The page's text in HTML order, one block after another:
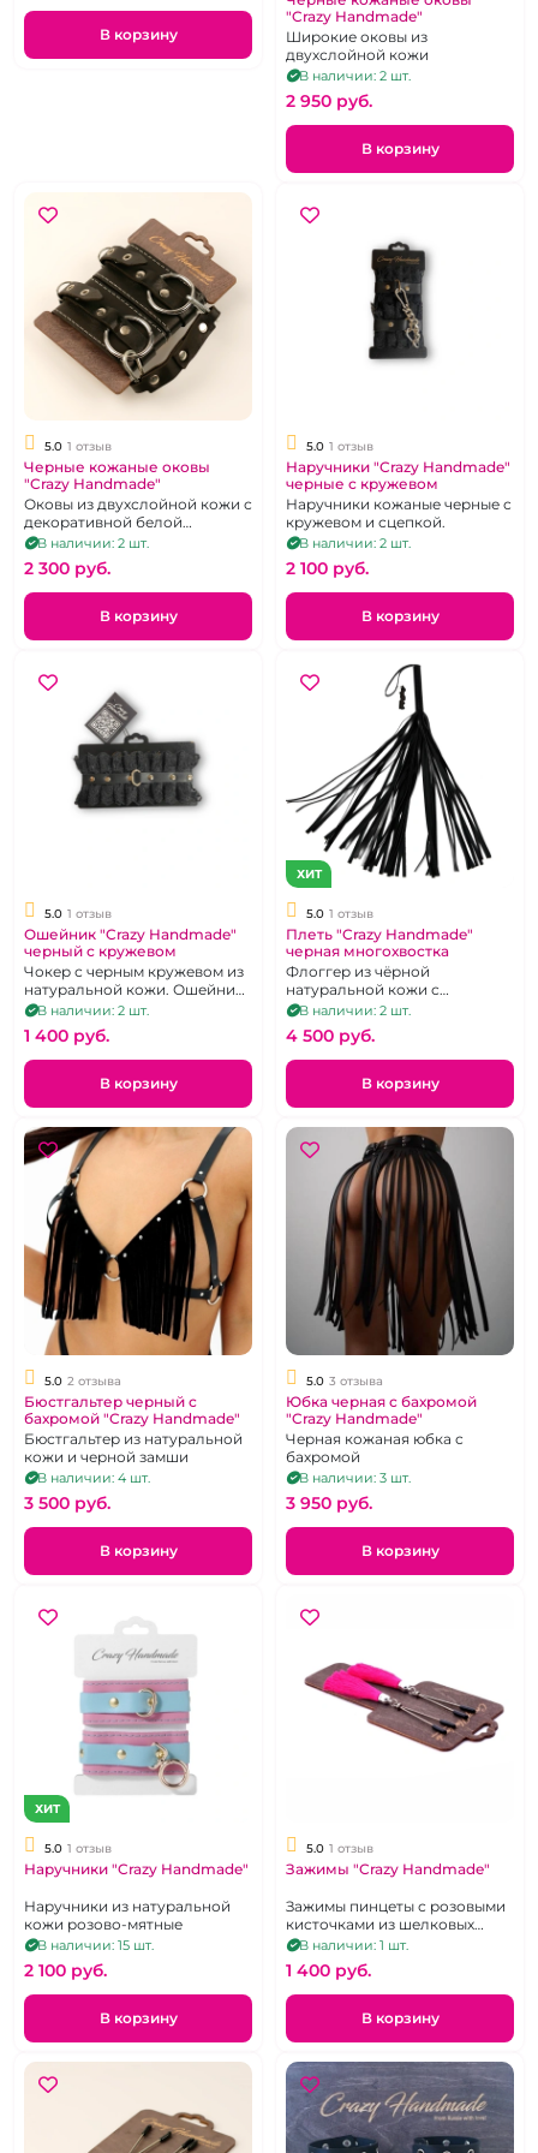
В корзину
"Crazy Handmade"
Широкие оковы из
двухслойной кожи
В наличии: 2 шт.
2 950 pуб.
В корзину
5.0 1 отзыв
Черные кожаные оковы
"Crazy Handmade"
Оковы из двухслойной кожи с
декоративной белой
строчкой.
В наличии: 2 шт.
2 300 pуб.
В корзину
5.0 1 отзыв
Наручники "Crazy Handmade"
черные с кружевом
Наручники кожаные черные с
кружевом и сцепкой.
В наличии: 2 шт.
2 100 pуб.
В корзину
5.0 1 отзыв
Ошейник "Crazy Handmade"
черный с кружевом
Чокер с черным кружевом из
натуральной кожи. Ошейник
с черным кружевом и
кольцом под поводок
В наличии: 2 шт.
1 400 pуб.
В корзину
ХИТ
5.0 1 отзыв
Плеть "Crazy Handmade"
черная многохвостка
Флоггер из чёрной
натуральной кожи с
прошивкой.
В наличии: 2 шт.
4 500 pуб.
В корзину
5.0 2 отзыва
Бюстгальтер черный с
бахромой "Crazy Handmade"
Бюстгальтер из натуральной
кожи и черной замши
В наличии: 4 шт.
3 500 pуб.
В корзину
5.0 3 отзыва
Юбка черная с бахромой
"Crazy Handmade"
Черная кожаная юбка с
бахромой
В наличии: 3 шт.
3 950 pуб.
В корзину
ХИТ
5.0 1 отзыв
Наручники "Crazy Handmade"
Наручники из натуральной
кожи розово-мятные
В наличии: 15 шт.
2 100 pуб.
В корзину
5.0 1 отзыв
Зажимы "Crazy Handmade"
Зажимы пинцеты с розовыми
кисточками из шелковых
нитей
В наличии: 1 шт.
1 400 pуб.
В корзину